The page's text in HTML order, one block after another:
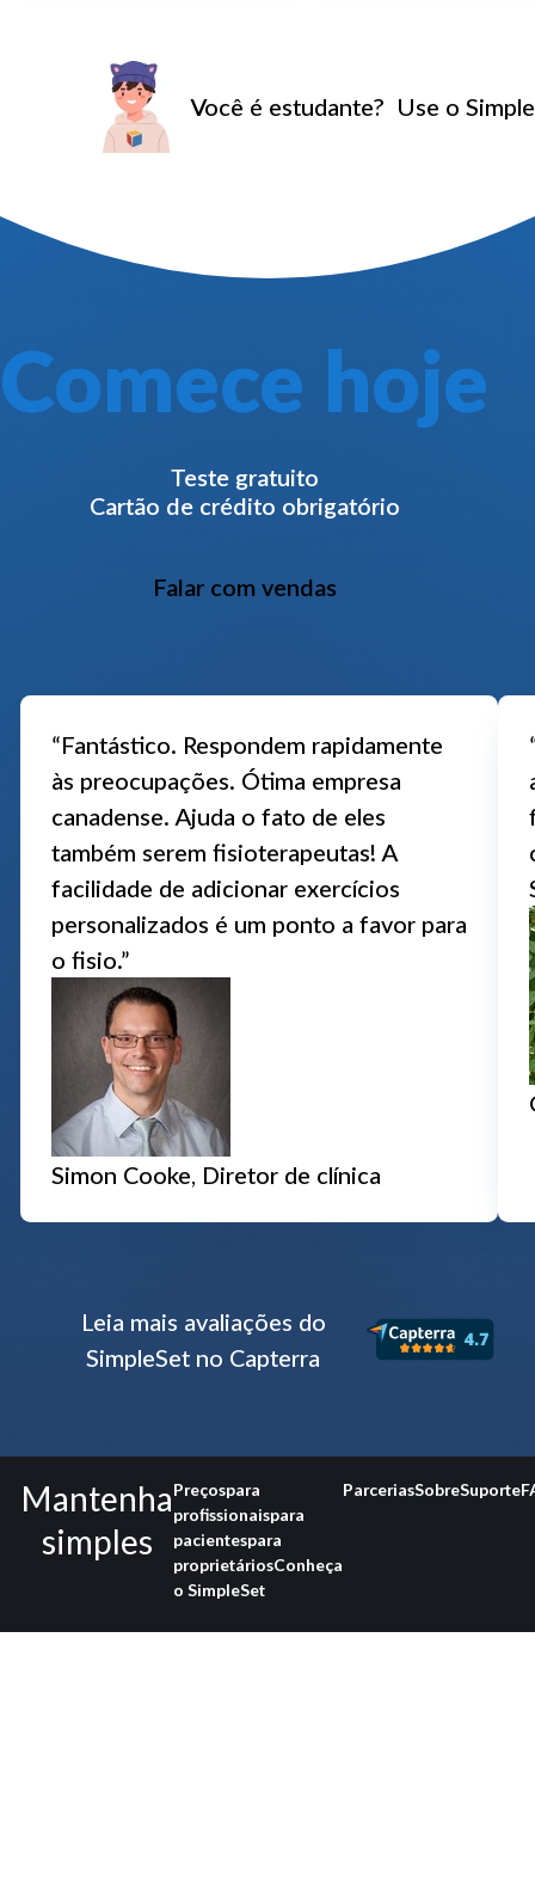
Você é estudante? Use o
Comece hoje
Teste gratuito
Cartão de crédito obrigatório
Falar com vendas
“Fantástico. Respondem rapidamente
às preocupações. Ótima empresa
canadense. Ajuda o fato de eles
também serem fisioterapeutas! A
facilidade de adicionar exercícios
personalizados é um ponto a favor para
o fisio.”
Simon Cooke, Diretor de clínica
Leia mais avaliações do
SimpleSet no Capterra
Mantenha
simples
Preçospara
profissionaispara
pacientespara
proprietáriosConheça
o SimpleSet
ParceriasSobreSuporte